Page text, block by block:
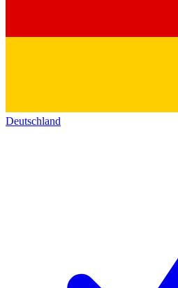
Deutschland